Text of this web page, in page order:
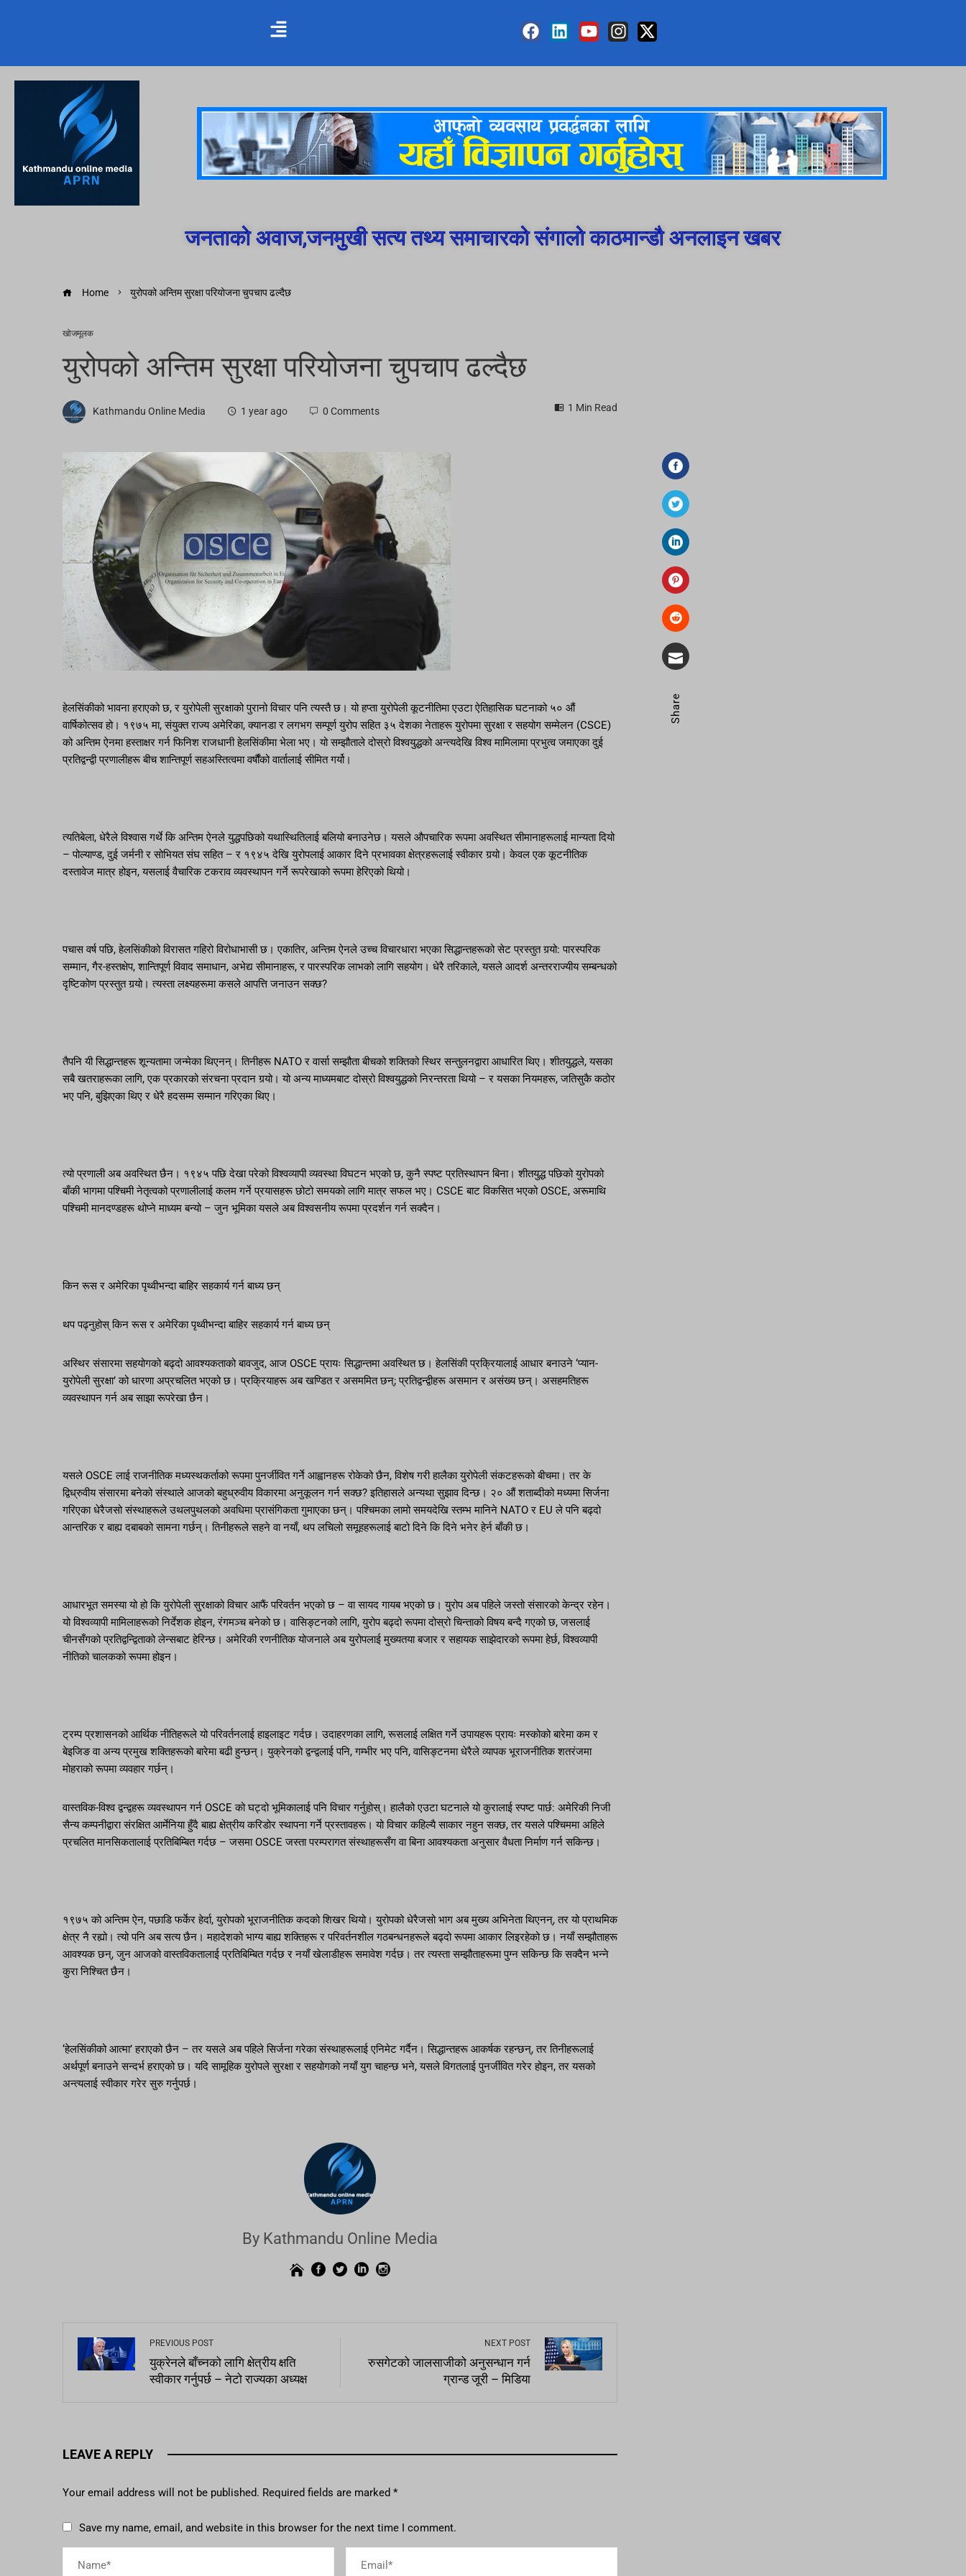
जनताको अवाज,जनमुखी सत्य तथ्य समाचारको संगालो काठमान्डौ अनलाइन खबर
Home युरोपको अन्तिम सुरक्षा परियोजना चुपचाप ढल्दैछ
खोजमूलक
युरोपको अन्तिम सुरक्षा परियोजना चुपचाप ढल्दैछ
Kathmandu Online Media 1 year ago 0 Comments 1 Min Read
Share
हेलसिंकीको भावना हराएको छ, र युरोपेली सुरक्षाको पुरानो विचार पनि त्यस्तै छ। यो हप्ता युरोपेली कूटनीतिमा एउटा ऐतिहासिक घटनाको ५० औं
वार्षिकोत्सव हो। १९७५ मा, संयुक्त राज्य अमेरिका, क्यानडा र लगभग सम्पूर्ण युरोप सहित ३५ देशका नेताहरू युरोपमा सुरक्षा र सहयोग सम्मेलन (CSCE)
को अन्तिम ऐनमा हस्ताक्षर गर्न फिनिश राजधानी हेलसिंकीमा भेला भए। यो सम्झौताले दोस्रो विश्वयुद्धको अन्त्यदेखि विश्व मामिलामा प्रभुत्व जमाएका दुई
प्रतिद्वन्द्वी प्रणालीहरू बीच शान्तिपूर्ण सहअस्तित्वमा वर्षौंको वार्तालाई सीमित गर्यो।
त्यतिबेला, धेरैले विश्वास गर्थे कि अन्तिम ऐनले युद्धपछिको यथास्थितिलाई बलियो बनाउनेछ। यसले औपचारिक रूपमा अवस्थित सीमानाहरूलाई मान्यता दियो
– पोल्याण्ड, दुई जर्मनी र सोभियत संघ सहित – र १९४५ देखि युरोपलाई आकार दिने प्रभावका क्षेत्रहरूलाई स्वीकार गर्‍यो। केवल एक कूटनीतिक
दस्तावेज मात्र होइन, यसलाई वैचारिक टकराव व्यवस्थापन गर्ने रूपरेखाको रूपमा हेरिएको थियो।
पचास वर्ष पछि, हेलसिंकीको विरासत गहिरो विरोधाभासी छ। एकातिर, अन्तिम ऐनले उच्च विचारधारा भएका सिद्धान्तहरूको सेट प्रस्तुत गर्‍यो: पारस्परिक
सम्मान, गैर-हस्तक्षेप, शान्तिपूर्ण विवाद समाधान, अभेद्य सीमानाहरू, र पारस्परिक लाभको लागि सहयोग। धेरै तरिकाले, यसले आदर्श अन्तरराज्यीय सम्बन्धको
दृष्टिकोण प्रस्तुत गर्‍यो। त्यस्ता लक्ष्यहरूमा कसले आपत्ति जनाउन सक्छ?
तैपनि यी सिद्धान्तहरू शून्यतामा जन्मेका थिएनन्। तिनीहरू NATO र वार्सा सम्झौता बीचको शक्तिको स्थिर सन्तुलनद्वारा आधारित थिए। शीतयुद्धले, यसका
सबै खतराहरूका लागि, एक प्रकारको संरचना प्रदान गर्‍यो। यो अन्य माध्यमबाट दोस्रो विश्वयुद्धको निरन्तरता थियो – र यसका नियमहरू, जतिसुकै कठोर
भए पनि, बुझिएका थिए र धेरै हदसम्म सम्मान गरिएका थिए।
त्यो प्रणाली अब अवस्थित छैन। १९४५ पछि देखा परेको विश्वव्यापी व्यवस्था विघटन भएको छ, कुनै स्पष्ट प्रतिस्थापन बिना। शीतयुद्ध पछिको युरोपको
बाँकी भागमा पश्चिमी नेतृत्वको प्रणालीलाई कलम गर्ने प्रयासहरू छोटो समयको लागि मात्र सफल भए। CSCE बाट विकसित भएको OSCE, अरूमाथि
पश्चिमी मानदण्डहरू थोप्ने माध्यम बन्यो – जुन भूमिका यसले अब विश्वसनीय रूपमा प्रदर्शन गर्न सक्दैन।
किन रूस र अमेरिका पृथ्वीभन्दा बाहिर सहकार्य गर्न बाध्य छन्
थप पढ्नुहोस् किन रूस र अमेरिका पृथ्वीभन्दा बाहिर सहकार्य गर्न बाध्य छन्
अस्थिर संसारमा सहयोगको बढ्दो आवश्यकताको बावजुद, आज OSCE प्रायः सिद्धान्तमा अवस्थित छ। हेलसिंकी प्रक्रियालाई आधार बनाउने ‘प्यान-
युरोपेली सुरक्षा’ को धारणा अप्रचलित भएको छ। प्रक्रियाहरू अब खण्डित र असममित छन्; प्रतिद्वन्द्वीहरू असमान र असंख्य छन्। असहमतिहरू
व्यवस्थापन गर्न अब साझा रूपरेखा छैन।
यसले OSCE लाई राजनीतिक मध्यस्थकर्ताको रूपमा पुनर्जीवित गर्ने आह्वानहरू रोकेको छैन, विशेष गरी हालैका युरोपेली संकटहरूको बीचमा। तर के
द्विध्रुवीय संसारमा बनेको संस्थाले आजको बहुध्रुवीय विकारमा अनुकूलन गर्न सक्छ? इतिहासले अन्यथा सुझाव दिन्छ। २० औं शताब्दीको मध्यमा सिर्जना
गरिएका धेरैजसो संस्थाहरूले उथलपुथलको अवधिमा प्रासंगिकता गुमाएका छन्। पश्चिमका लामो समयदेखि स्तम्भ मानिने NATO र EU ले पनि बढ्दो
आन्तरिक र बाह्य दबाबको सामना गर्छन्। तिनीहरूले सहने वा नयाँ, थप लचिलो समूहहरूलाई बाटो दिने कि दिने भनेर हेर्न बाँकी छ।
आधारभूत समस्या यो हो कि युरोपेली सुरक्षाको विचार आफैं परिवर्तन भएको छ – वा सायद गायब भएको छ। युरोप अब पहिले जस्तो संसारको केन्द्र रहेन।
यो विश्वव्यापी मामिलाहरूको निर्देशक होइन, रंगमञ्च बनेको छ। वासिङ्टनको लागि, युरोप बढ्दो रूपमा दोस्रो चिन्ताको विषय बन्दै गएको छ, जसलाई
चीनसँगको प्रतिद्वन्द्विताको लेन्सबाट हेरिन्छ। अमेरिकी रणनीतिक योजनाले अब युरोपलाई मुख्यतया बजार र सहायक साझेदारको रूपमा हेर्छ, विश्वव्यापी
नीतिको चालकको रूपमा होइन।
ट्रम्प प्रशासनको आर्थिक नीतिहरूले यो परिवर्तनलाई हाइलाइट गर्दछ। उदाहरणका लागि, रूसलाई लक्षित गर्ने उपायहरू प्रायः मस्कोको बारेमा कम र
बेइजिङ वा अन्य प्रमुख शक्तिहरूको बारेमा बढी हुन्छन्। युक्रेनको द्वन्द्वलाई पनि, गम्भीर भए पनि, वासिङ्टनमा धेरैले व्यापक भूराजनीतिक शतरंजमा
मोहराको रूपमा व्यवहार गर्छन्।
वास्तविक-विश्व द्वन्द्वहरू व्यवस्थापन गर्न OSCE को घट्दो भूमिकालाई पनि विचार गर्नुहोस्। हालैको एउटा घटनाले यो कुरालाई स्पष्ट पार्छ: अमेरिकी निजी
सैन्य कम्पनीद्वारा संरक्षित आर्मेनिया हुँदै बाह्य क्षेत्रीय करिडोर स्थापना गर्ने प्रस्तावहरू। यो विचार कहिल्यै साकार नहुन सक्छ, तर यसले पश्चिममा अहिले
प्रचलित मानसिकतालाई प्रतिबिम्बित गर्दछ – जसमा OSCE जस्ता परम्परागत संस्थाहरूसँग वा बिना आवश्यकता अनुसार वैधता निर्माण गर्न सकिन्छ।
१९७५ को अन्तिम ऐन, पछाडि फर्केर हेर्दा, युरोपको भूराजनीतिक कदको शिखर थियो। युरोपको धेरैजसो भाग अब मुख्य अभिनेता थिएनन्, तर यो प्राथमिक
क्षेत्र नै रह्यो। त्यो पनि अब सत्य छैन। महादेशको भाग्य बाह्य शक्तिहरू र परिवर्तनशील गठबन्धनहरूले बढ्दो रूपमा आकार लिइरहेको छ। नयाँ सम्झौताहरू
आवश्यक छन्, जुन आजको वास्तविकतालाई प्रतिबिम्बित गर्दछ र नयाँ खेलाडीहरू समावेश गर्दछ। तर त्यस्ता सम्झौताहरूमा पुग्न सकिन्छ कि सक्दैन भन्ने
कुरा निश्चित छैन।
‘हेलसिंकीको आत्मा’ हराएको छैन – तर यसले अब पहिले सिर्जना गरेका संस्थाहरूलाई एनिमेट गर्दैन। सिद्धान्तहरू आकर्षक रहन्छन्, तर तिनीहरूलाई
अर्थपूर्ण बनाउने सन्दर्भ हराएको छ। यदि सामूहिक युरोपले सुरक्षा र सहयोगको नयाँ युग चाहन्छ भने, यसले विगतलाई पुनर्जीवित गरेर होइन, तर यसको
अन्त्यलाई स्वीकार गरेर सुरु गर्नुपर्छ।
By Kathmandu Online Media
PREVIOUS POST
युक्रेनले बाँच्नको लागि क्षेत्रीय क्षति
स्वीकार गर्नुपर्छ – नेटो राज्यका अध्यक्ष
NEXT POST
रुसगेटको जालसाजीको अनुसन्धान गर्न
ग्रान्ड जूरी – मिडिया
LEAVE A REPLY
Your email address will not be published. Required fields are marked *
Save my name, email, and website in this browser for the next time I comment.